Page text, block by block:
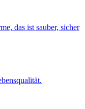
das ist sauber, sicher